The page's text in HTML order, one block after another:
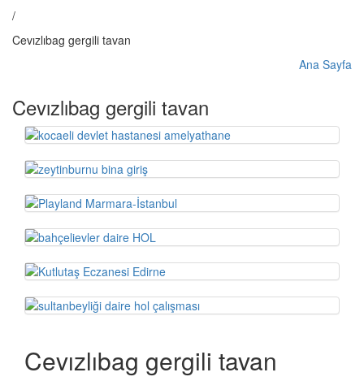
/
Cevızlıbag gergili tavan
Ana Sayfa
Cevızlıbag gergili tavan
Cevızlıbag gergili tavan